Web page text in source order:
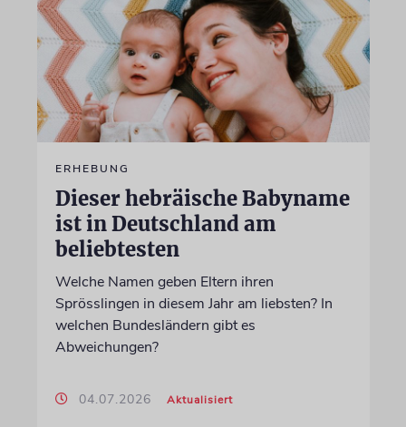
ERHEBUNG
Dieser hebräische Babyname
ist in Deutschland am
beliebtesten
Welche Namen geben Eltern ihren
Sprösslingen in diesem Jahr am liebsten? In
welchen Bundesländern gibt es
Abweichungen?
04.07.2026 Aktualisiert